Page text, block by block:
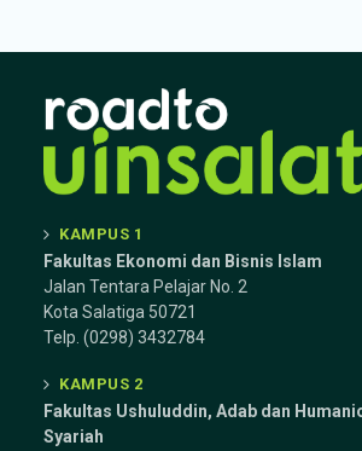
KAMPUS 1
Fakultas Ekonomi dan Bisnis Islam
Jalan Tentara Pelajar No. 2
Kota Salatiga 50721
Telp. (0298) 3432784
KAMPUS 2
Fakultas Ushuluddin, Adab dan
Syariah